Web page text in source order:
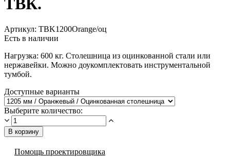
ТВК.
Артикул: ТВK1200Orange/оц
Есть в наличии
Нагрузка: 600 кг. Столешница из оцинкованной стали или
нержавейки. Можно доукомплектовать инструментальной
тумбой.
Доступные варианты
Выберите количество:
В корзину
Помощь проектировщика